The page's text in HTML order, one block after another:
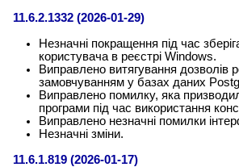
11.6.2.1332 (2026-01-29)
Незначні покращення під час
користувача в реєстрі Windows.
Виправлено витягування дозволів
замовчуванням у базах даних
Виправлено помилку, яка
програми під час використання
Виправлено незначні помилки
Незначні зміни.
11.6.1.819 (2026-01-17)